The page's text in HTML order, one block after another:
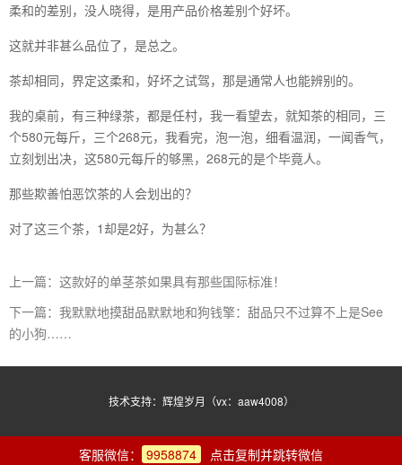
柔和的差别，没人晓得，是用产品价格差别个好坏。
这就并非甚么品位了，是总之。
茶却相同，界定这柔和，好坏之试驾，那是通常人也能辨别的。
我的桌前，有三种绿茶，都是任村，我一看望去，就知茶的相同，三
个580元每斤，三个268元，我看完，泡一泡，细看温润，一闻香气，
立刻划出决，这580元每斤的够黑，268元的是个毕竟人。
那些欺善怕恶饮茶的人会划出的？
对了这三个茶，1却是2好，为甚么？
上一篇：这款好的单茎茶如果具有那些国际标准！
下一篇：我默默地摸甜品默默地和狗钱擎：甜品只不过算不上是See
的小狗……
技术支持：辉煌岁月（vx：aaw4008）
客服微信： 9958874 点击复制并跳转微信